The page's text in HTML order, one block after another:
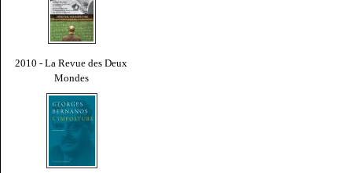
2010 - La Revue des Deux
Mondes